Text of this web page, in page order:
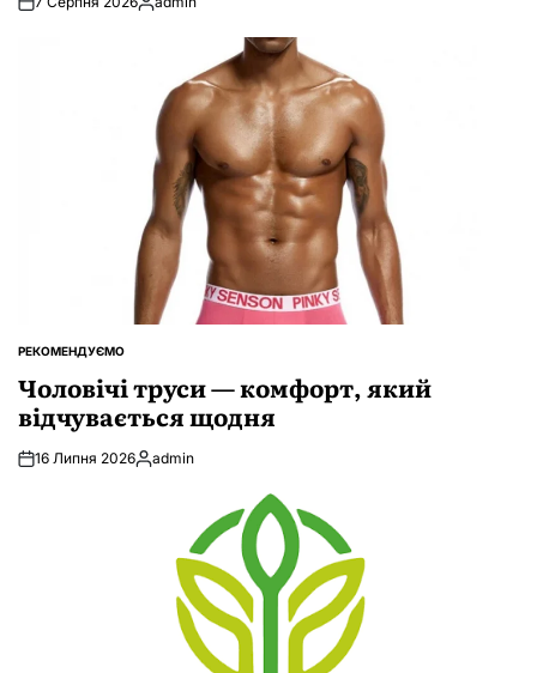
Опубліковано
ОПУБЛІКУВАТИ
РЕКОМЕНДУЄМО
Чоловічі труси — комфорт, який
відчувається щодня
16 Липня 2026Опубліковано
admin